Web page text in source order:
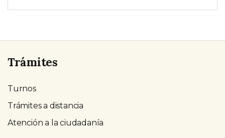
Trámites
Turnos
Trámites a distancia
Atención a la ciudadanía